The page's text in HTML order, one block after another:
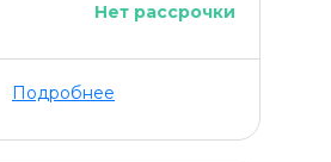
Нет рассрочки
Подробнее